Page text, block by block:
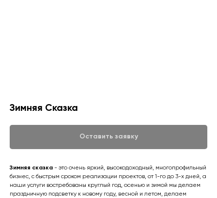
Зимняя Сказка
Оставить заявку
Зимняя сказка - это очень яркий, высокодоходный, многопрофильный
бизнес, с быстрым сроком реализации проектов, от 1-го до 3-х дней, а
наши услуги востребованы круглый год, осенью и зимой мы делаем
праздничную подсветку к новому году, весной и летом, делаем